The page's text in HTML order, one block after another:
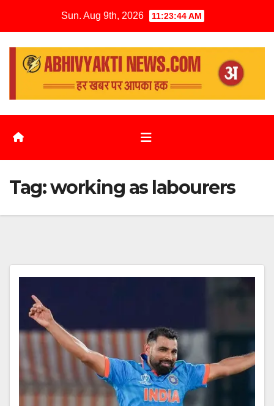
Sun. Aug 9th, 2026 11:23:45 AM
Tag:working as labourers